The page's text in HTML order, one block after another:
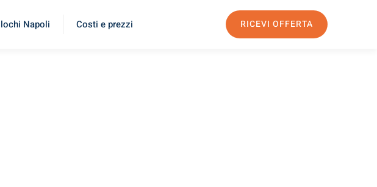
Napoli Costi e prezzi RICEVI OFFERTA